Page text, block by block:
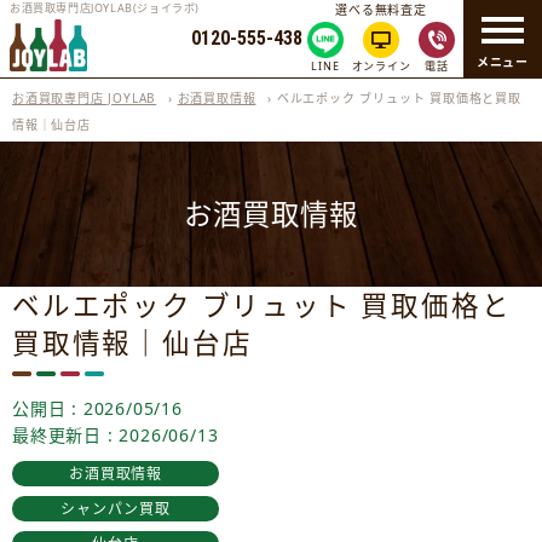
メニュー
お酒買取専門店JOYLAB(ジョイラボ)
0120-555-438
選べる無料査定
LINE オンライン 電話
お酒買取専門店 JOYLAB › お酒買取情報 › ベルエポック ブリュット 買取価格と買取
情報｜仙台店
お酒買取情報
ベルエポック ブリュット 買取価格と
買取情報｜仙台店
公開日 : 2026/05/16
最終更新日 : 2026/06/13
お酒買取情報
シャンパン買取